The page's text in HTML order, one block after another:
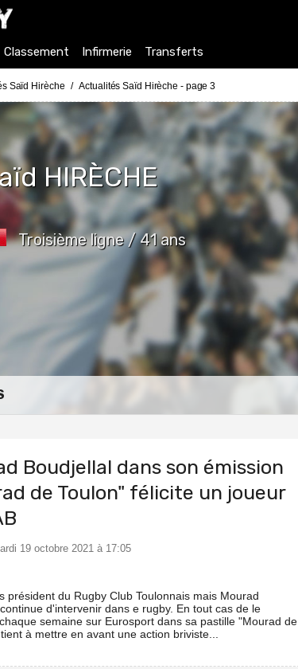
Classement Infirmerie Transferts
Saïd Hirèche Actualités Saïd Hirèche - page 3
HIRÈCHE
Troisième ligne / 41 ans
Boudjellal dans son émission
de Toulon" félicite un joueur
19 octobre 2021 à 17:05
président du Rugby Club Toulonnais mais Mourad
d'intervenir dans e rugby. En tout cas de le
semaine sur Eurosport dans sa pastille "Mourad de
à mettre en avant une action briviste...